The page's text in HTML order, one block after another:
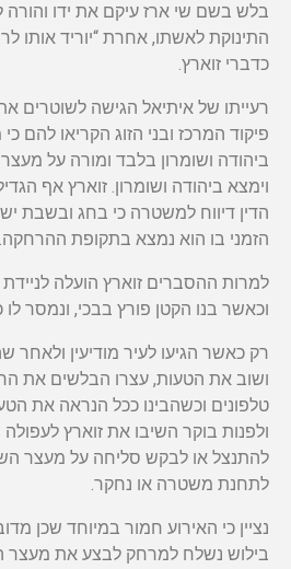
בלש בשם שי ארז עיקם את ידו והורה
התינוקת לאשתו, אחרת “יוריד אותו
כדברי זוארץ.
רעייתו של איתיאל הגישה לשוטרים
פיקוד המרכז ובני הזוג הקריאו להם
ביהודה ושומרון בלבד ומורה על
וימצא ביהודה ושומרון. זוארץ אף
הדין דיווח למשטרה כי בחג ובשבת
הזמני בו הוא נמצא בתקופת ההרחקה.
למרות ההסברים זוארץ הועלה לניידת
וכאשר בנו הקטן פורץ בבכי, ונמסר לו
רק כאשר הגיעו לעיר מודיעין ולאחר
ושוב את הטעות, עצרו הבלשים את
טלפונים וכשהבינו ככל הנראה את
ולפנות בוקר השיבו את זוארץ
להתנצל או לבקש סליחה על מעצר
לתחנת משטרה או נחקר.
נציין כי האירוע חמור במיוחד שכן
בילוש נשלח למרחק לבצע את מעצר